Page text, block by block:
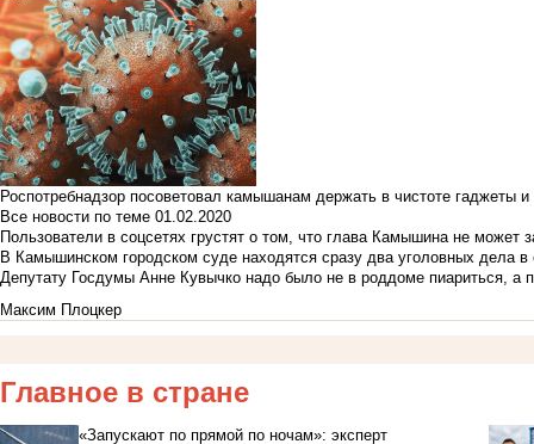
Роспотребнадзор посоветовал камышанам держать в чистоте гаджеты
Все новости по теме 01.02.2020
Пользователи в соцсетях грустят о том, что глава Камышина не может
В Камышинском городском суде находятся сразу два уголовных дела
Депутату Госдумы Анне Кувычко надо было не в роддоме пиариться, а
Максим Плоцкер
Главное в стране
«Запускают по прямой по ночам»: эксперт